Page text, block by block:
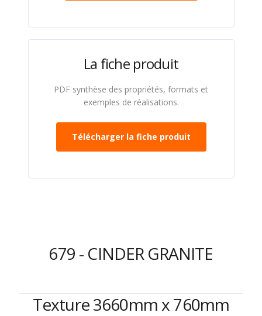
La fiche produit
PDF synthèse des propriétés, formats et
exemples de réalisations.
Télécharger la fiche produit
679 - CINDER GRANITE
Texture 3660mm x 760mm